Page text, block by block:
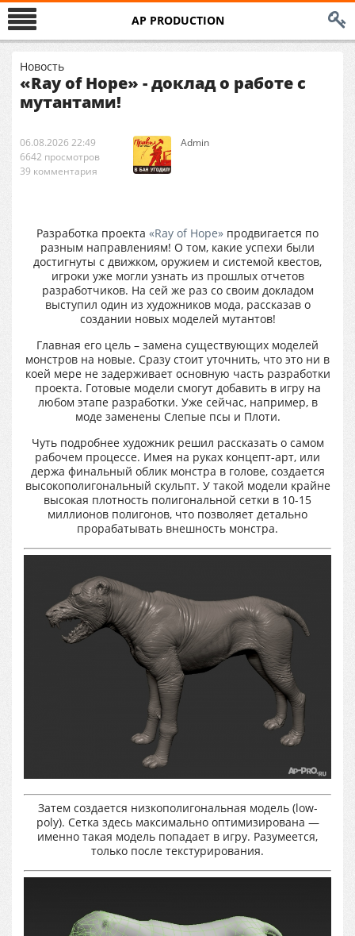
AP PRODUCTION
Новость
«Ray of Hope» - доклад о работе с
мутантами!
06.08.2026 22:49
6642 просмотров
39 комментария
Аdmin
Разработка проекта «Ray of Hope» продвигается по
разным направлениям! О том, какие успехи были
достигнуты с движком, оружием и системой квестов,
игроки уже могли узнать из прошлых отчетов
разработчиков. На сей же раз со своим докладом
выступил один из художников мода, рассказав о
создании новых моделей мутантов!
Главная его цель – замена существующих моделей
монстров на новые. Сразу стоит уточнить, что это ни в
коей мере не задерживает основную часть разработки
проекта. Готовые модели смогут добавить в игру на
любом этапе разработки. Уже сейчас, например, в
моде заменены Слепые псы и Плоти.
Чуть подробнее художник решил рассказать о самом
рабочем процессе. Имея на руках концепт-арт, или
держа финальный облик монстра в голове, создается
высокополигональный скульпт. У такой модели крайне
высокая плотность полигональной сетки в 10-15
миллионов полигонов, что позволяет детально
прорабатывать внешность монстра.
Затем создается низкополигональная модель (low-
poly). Сетка здесь максимально оптимизирована —
именно такая модель попадает в игру. Разумеется,
только после текстурирования.